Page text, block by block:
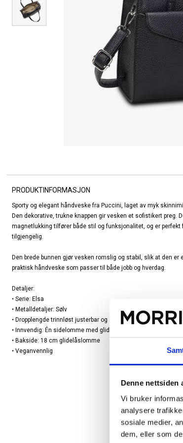
Denne nettsiden
Vi bruker
analysere
sosiale medier,
dem, eller som
PRODUKTINFORMASJON
Sporty og elegant håndveske fra Puccini, laget av myk
Den dekorative, trukne knappen gir vesken et sofistikert preg.
magnetlukking tilfører både stil og funksjonalitet, og er perfekt
tilgjengelig.
Den brede bunnen gjør vesken romslig og stabil, slik at den er
praktisk håndveske som passer til både jobb og hverdag.
Detaljer:
• Serie: Elsa
• Metalldetaljer: Sølv
• Dropplengde trinnløst justerbar og avtagbar skulderrem: 38
• Innvendig: Én sidelomme med glidelås og to åpne rom
• Bakside: 18 cm glidelåslomme
• Veganvennlig